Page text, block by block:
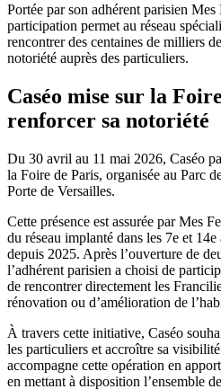
Portée par son adhérent parisien
participation permet au réseau
rencontrer des centaines de milliers
notoriété auprès des particuliers.
Caséo mise sur la
renforcer sa notoriété
Du 30 avril au 11 mai 2026, Caséo
la Foire de Paris, organisée au Parc
Porte de Versailles.
Cette présence est assurée par Mes
du réseau implanté dans les 7e et
depuis 2025. Après l’ouverture de
l’adhérent parisien a choisi de
de rencontrer directement les
rénovation ou d’amélioration de
À travers cette initiative, Caséo
les particuliers et accroître sa
accompagne cette opération en
en mettant à disposition l’ensemble